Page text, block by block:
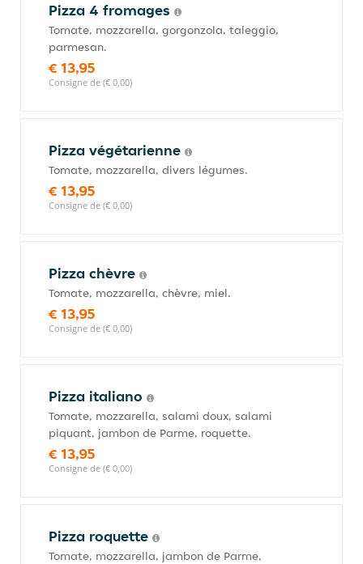
Pizza 4 fromages
Tomate, mozzarella, gorgonzola, taleggio,
parmesan.
€ 13,95
Consigne de (€ 0,00)
Pizza végétarienne
Tomate, mozzarella, divers légumes.
€ 13,95
Consigne de (€ 0,00)
Pizza chèvre
Tomate, mozzarella, chèvre, miel.
€ 13,95
Consigne de (€ 0,00)
Pizza italiano
Tomate, mozzarella, salami doux, salami
piquant, jambon de Parme, roquette.
€ 13,95
Consigne de (€ 0,00)
Pizza roquette
Tomate, mozzarella, jambon de Parme,